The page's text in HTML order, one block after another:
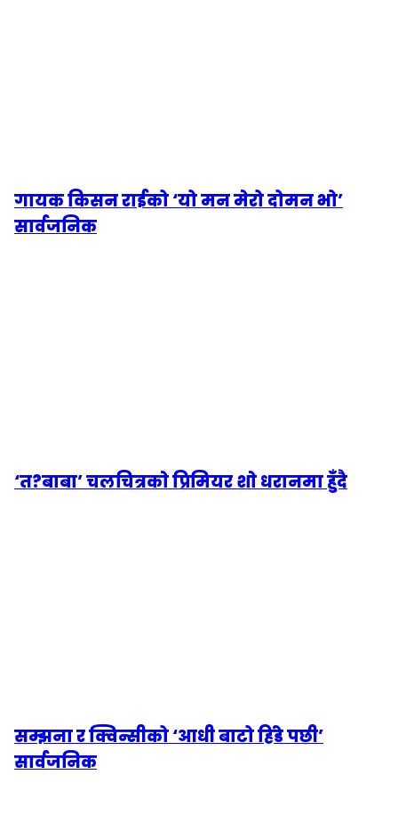
गायक किसन राईको ‘यो मन मेरो दोमन भो’
सार्वजनिक
‘त?बाबा’ चलचित्रकाे प्रिमियर शाे धरानमा हुँदै
सम्झना र क्विन्सीको ‘आधी बाटो हिंडे पछी’
सार्वजनिक